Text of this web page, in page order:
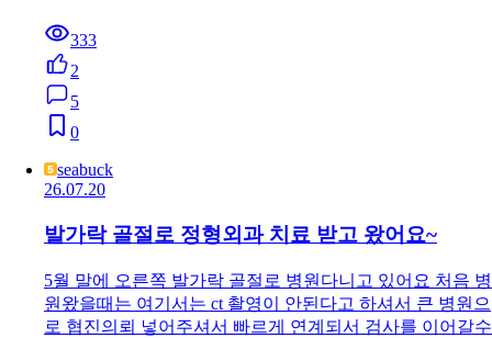
333
2
5
0
seabuck
26.07.20
발가락 골절로 정형외과 치료 받고 왔어요~
5월 말에 오른쪽 발가락 골절로 병원다니고 있어요 처음 병
원왔을때는 여기서는 ct 촬영이 안된다고 하셔서 큰 병원으
로 협진의뢰 넣어주셔서 빠르게 연계되서 검사를 이어갈수